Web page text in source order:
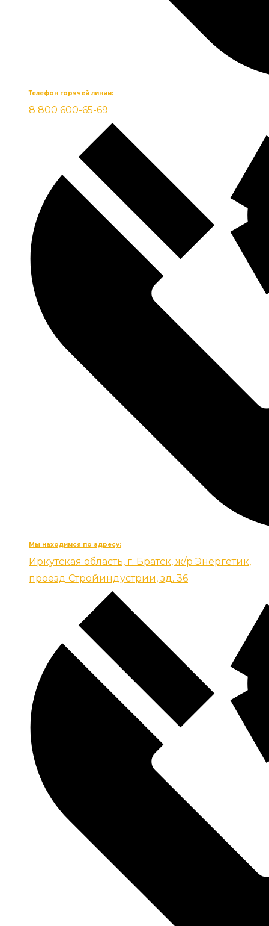
Телефон горячей линии:
8 800 600-65-69
Мы находимся по адресу:
Иркутская область, г. Братск, ж/р Энергетик,
проезд Стройиндустрии, зд. 36